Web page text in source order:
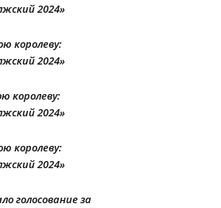
2024»
королеву:
2024»
королеву:
2024»
королеву:
2024»
голосование за